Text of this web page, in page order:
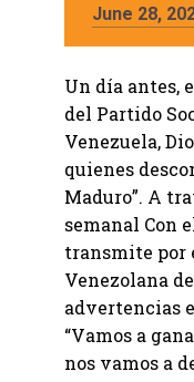
June 28,
Un día antes,
del Partido
Venezuela,
quienes
Maduro”. A
semanal Con
transmite por
Venezolana
advertencias
“Vamos a
nos vamos a